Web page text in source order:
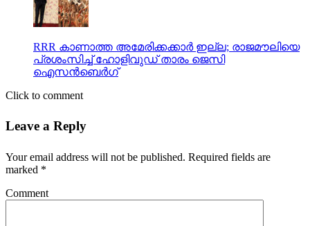
RRR കാണാത്ത അമേരിക്കക്കാര്‍ ഇല്ല; രാജമൗലിയെ
പ്രശംസിച്ച് ഹോളിവുഡ് താരം ജെസി
ഐസന്‍ബെര്‍ഗ്
Click to comment
Leave a Reply
Your email address will not be published. Required fields are
marked *
Comment